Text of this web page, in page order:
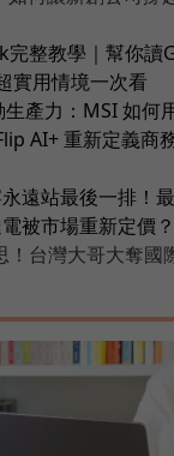
整教學｜幫你讀
實用情境一次看
產力：MSI 如何
AI+ 重新定義商
遠站最後一排！
被市場重新定價？
！台灣大哥大奪國